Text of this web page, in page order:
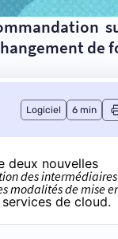
de
Logiciel 6 min
deux nouvelles
des intermédiaires
modalités de mise
de cloud.